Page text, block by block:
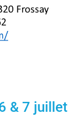
& 7 juillet